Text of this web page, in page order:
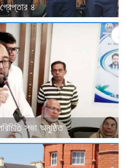
৪
সভা অনুষ্ঠিত